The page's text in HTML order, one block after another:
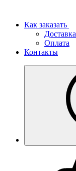
Как заказать
Доставка
Оплата
Контакты